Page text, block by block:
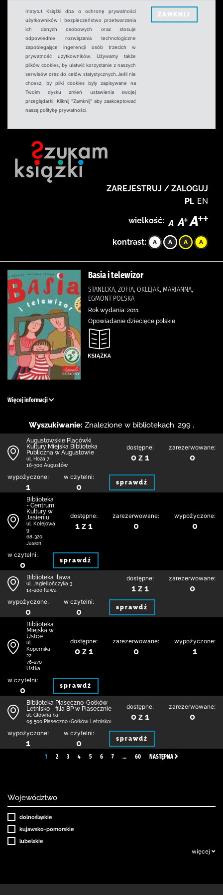
Instytut Książki dba o ochronę prywatności
użytkowników i bezpieczeństwo przetwarzania
ich danych osobowych oraz stosuje
odpowiednie rozwiązania technologiczne
zapobiegające ingerencji osób trzecich w
prywatność użytkowników. Używamy także
plików cookies, by ułatwić korzystanie z naszych
serwisów oraz do celów statystycznych.Jeśli nie
chcesz, by pliki cookies były zapisywane na
Twoim dysku zmień ustawienia swojej
przeglądarki. Kliknij "Zamknij" aby zaakceptować
naszą politykę prywatności.
ZAMKNIJ
ZAREJESTRUJ / ZALOGUJ
PL EN
wielkość:
kontrast:
Basia i telewizor
STANECKA, ZOFIA, OKLEJAK, MARIANNA,
EGMONT POLSKA
Rok wydania: 2011.
Opowiadanie dziecięce polskie
Więcej informacji
Wyszukiwanie: Znalezione w bibliotekach: 299 .
Augustowskie Placówki
Kultury Miejska Biblioteka
Publiczna w Augustowie
ul. Hoża 7
16-300 Augustów
dostępne:
0 z 1
zarezerwowane:
0
wypożyczone:
1
w czytelni:
0 sprawdź
Biblioteka
- Centrum
Kultury w
Jasieniu
ul. Kolejowa
9
68-320
Jasień
dostępne:
1 z 1
zarezerwowane:
0
wypożyczone:
0
w czytelni:
0 sprawdź
Biblioteka Iława
ul. Jagiellończyka 3
14-200 Iława
dostępne:
1 z 1
zarezerwowane:
0
wypożyczone:
0
w czytelni:
0 sprawdź
Biblioteka
Miejska w
Ustce
ul.
Kopernika
22
76-270
Ustka
dostępne:
0 z 1
zarezerwowane:
0
wypożyczone:
1
w czytelni:
0 sprawdź
Biblioteka Piaseczno-Gołków
Letnisko - filia BP w Piasecznie
ul. Główna 5a
05-500 Piaseczno (Gołków-Letnisko)
dostępne:
0 z 1
zarezerwowane:
0
wypożyczone:
1
w czytelni:
0 sprawdź
1 2 3 4 5 6 7 … 60 NASTĘPNA
Województwo
dolnośląskie
kujawsko-pomorskie
lubelskie
więcej